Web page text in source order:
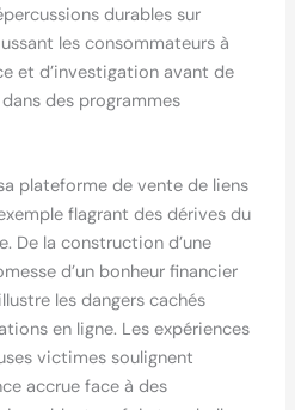
durables sur
les consommateurs à
et d’investigation avant de
des programmes
plateforme de vente de liens
flagrant des dérives du
De la construction d’une
d’un bonheur financier
les dangers cachés
en ligne. Les expériences
victimes soulignent
accrue face à des